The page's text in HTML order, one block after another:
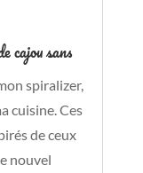
cajou sans
spiralizer,
cuisine. Ces
de ceux
nouvel